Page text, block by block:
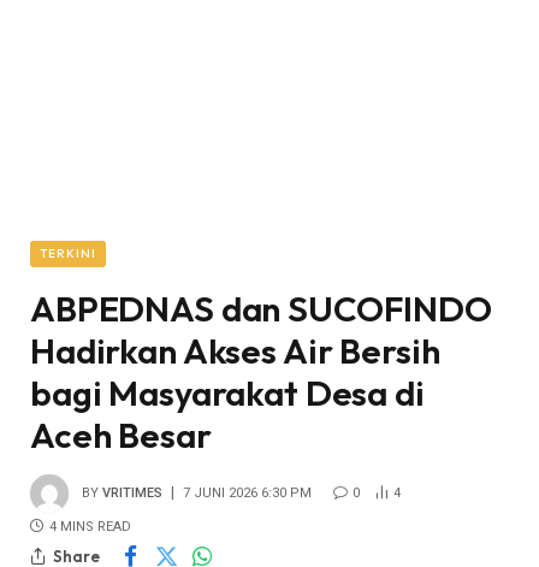
TERKINI
ABPEDNAS dan SUCOFINDO
Hadirkan Akses Air Bersih
bagi Masyarakat Desa di
Aceh Besar
BY VRITIMES 7 JUNI 2026 6:30 PM 0 4
4 MINS READ
Share